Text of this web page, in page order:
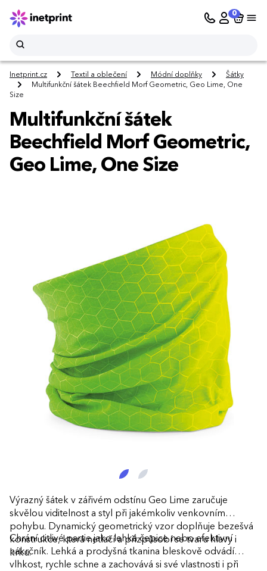
0
Inetprint.cz Textil a oblečení Módní doplňky
Šátky
Multifunkční šátek Beechfield Morf Geometric, Geo Lime, One
Size
Multifunkční šátek
Beechfield Morf Geometric,
Geo Lime, One Size
Výrazný šátek v zářivém odstínu Geo Lime zaručuje
skvělou viditelnost a styl při jakémkoliv venkovním
pohybu. Dynamický geometrický vzor doplňuje bezešvá
konstrukce, která netlačí a přizpůsobí se tvaru hlavy i
krku.
Chrání citlivé partie jako lehká čepice nebo efektivní
nákrčník. Lehká a prodyšná tkanina bleskově odvádí
vlhkost, rychle schne a zachovává si své vlastnosti i při